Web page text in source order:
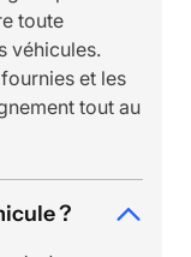
toute
véhicules.
et les
tout au
?